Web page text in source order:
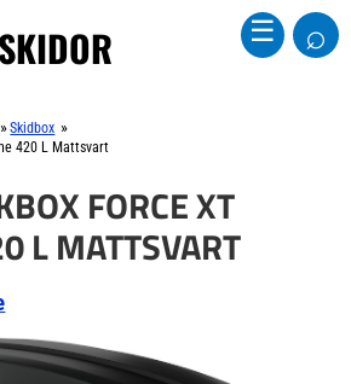
☰ ⌕
»Skidbox »
420 L Mattsvart
FORCE XT
L MATTSVART